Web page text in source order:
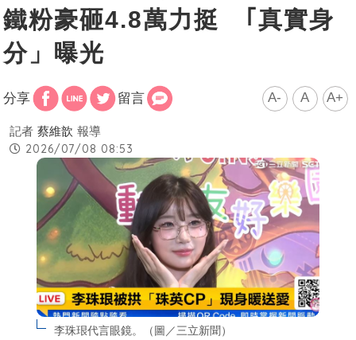
鐵粉豪砸4.8萬力挺 ｢真實身
分」曝光
分享 留言 A- A A+
記者 蔡維歆 報導
2026/07/08 08:53
李珠珢代言眼鏡。（圖／三立新聞）